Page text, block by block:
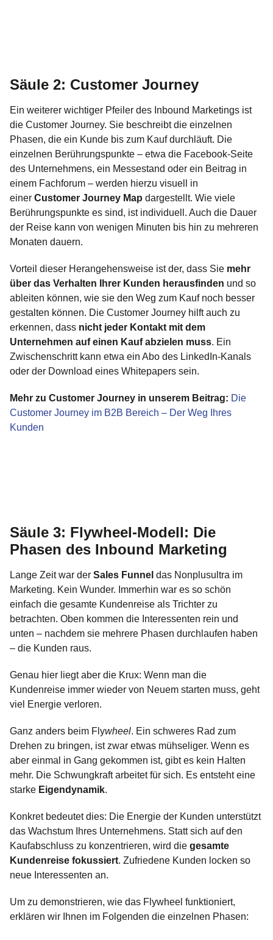
Säule 2: Customer Journey
Ein weiterer wichtiger Pfeiler des Inbound Marketings ist
die Customer Journey. Sie beschreibt die einzelnen
Phasen, die ein Kunde bis zum Kauf durchläuft. Die
einzelnen Berührungspunkte – etwa die Facebook-Seite
des Unternehmens, ein Messestand oder ein Beitrag in
einem Fachforum – werden hierzu visuell in
einer Customer Journey Map dargestellt. Wie viele
Berührungspunkte es sind, ist individuell. Auch die Dauer
der Reise kann von wenigen Minuten bis hin zu mehreren
Monaten dauern.
Vorteil dieser Herangehensweise ist der, dass Sie mehr
über das Verhalten Ihrer Kunden herausfinden und so
ableiten können, wie sie den Weg zum Kauf noch besser
gestalten können. Die Customer Journey hilft auch zu
erkennen, dass nicht jeder Kontakt mit dem
Unternehmen auf einen Kauf abzielen muss. Ein
Zwischenschritt kann etwa ein Abo des LinkedIn-Kanals
oder der Download eines Whitepapers sein.
Mehr zu Customer Journey in unserem Beitrag: Die
Customer Journey im B2B Bereich – Der Weg Ihres
Kunden
Säule 3: Flywheel-Modell: Die
Phasen des Inbound Marketing
Lange Zeit war der Sales Funnel das Nonplusultra im
Marketing. Kein Wunder. Immerhin war es so schön
einfach die gesamte Kundenreise als Trichter zu
betrachten. Oben kommen die Interessenten rein und
unten – nachdem sie mehrere Phasen durchlaufen haben
– die Kunden raus.
Genau hier liegt aber die Krux: Wenn man die
Kundenreise immer wieder von Neuem starten muss, geht
viel Energie verloren.
Ganz anders beim Flywheel. Ein schweres Rad zum
Drehen zu bringen, ist zwar etwas mühseliger. Wenn es
aber einmal in Gang gekommen ist, gibt es kein Halten
mehr. Die Schwungkraft arbeitet für sich. Es entsteht eine
starke Eigendynamik.
Konkret bedeutet dies: Die Energie der Kunden unterstützt
das Wachstum Ihres Unternehmens. Statt sich auf den
Kaufabschluss zu konzentrieren, wird die gesamte
Kundenreise fokussiert. Zufriedene Kunden locken so
neue Interessenten an.
Um zu demonstrieren, wie das Flywheel funktioniert,
erklären wir Ihnen im Folgenden die einzelnen Phasen: